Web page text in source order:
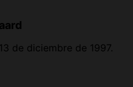
de diciembre de 1997.